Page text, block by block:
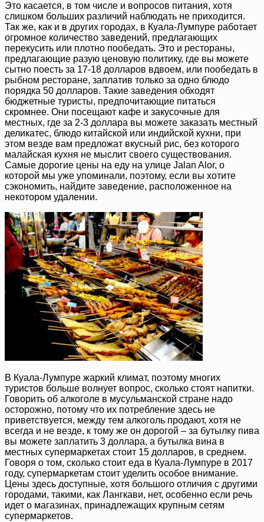
Это касается, в том числе и вопросов питания, хотя
слишком больших различий наблюдать не приходится.
Так же, как и в других городах, в Куала-Лумпуре работает
огромное количество заведений, предлагающих
перекусить или плотно пообедать. Это и рестораны,
предлагающие разую ценовую политику, где вы можете
сытно поесть за 17-18 долларов вдвоем, или пообедать в
рыбном ресторане, заплатив только за одно блюдо
порядка 50 долларов. Такие заведения обходят
бюджетные туристы, предпочитающие питаться
скромнее. Они посещают кафе и закусочные для
местных, где за 2-3 доллара вы можете заказать местный
деликатес, блюдо китайской или индийской кухни, при
этом везде вам предложат вкусный рис, без которого
малайская кухня не мыслит своего существования.
Самые дорогие цены на еду на улице Jalan Alor, о
которой мы уже упоминали, поэтому, если вы хотите
сэкономить, найдите заведение, расположенное на
некотором удалении.
В Куала-Лумпуре жаркий климат, поэтому многих
туристов больше волнует вопрос, сколько стоят напитки.
Говорить об алкоголе в мусульманской стране надо
осторожно, потому что их потребление здесь не
приветствуется, между тем алкоголь продают, хотя не
всегда и не везде, к тому же он дорогой – за бутылку пива
вы можете заплатить 3 доллара, а бутылка вина в
местных супермаркетах стоит 15 долларов, в среднем.
Говоря о том, сколько стоит еда в Куала-Лумпуре в 2017
году, супермаркетам стоит уделить особое внимание.
Цены здесь доступные, хотя большого отличия с другими
городами, такими, как Лангкави, нет, особенно если речь
идет о магазинах, принадлежащих крупным сетям
супермаркетов.